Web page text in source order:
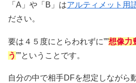
「A」や「B」はアルティメット用
ださい。
要は４５度にとらわれずに””想像力
う””ということです。
自分の中で相手DFを想定しながら